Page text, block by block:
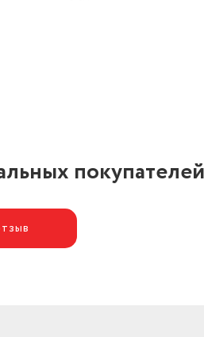
покупателей